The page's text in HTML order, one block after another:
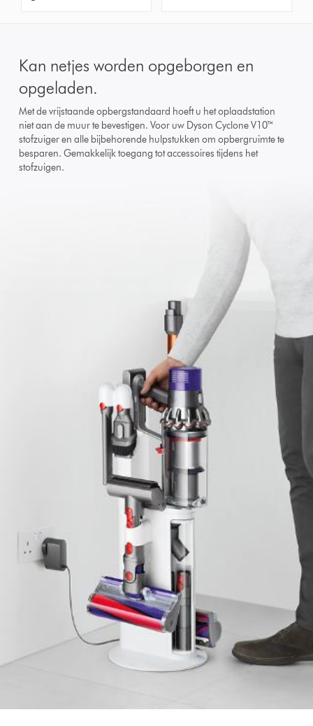
Kan netjes worden opgeborgen en
opgeladen.
Met de vrijstaande opbergstandaard hoeft u het oplaadstation
niet aan de muur te bevestigen. Voor uw Dyson Cyclone V10™
stofzuiger en alle bijbehorende hulpstukken om opbergruimte te
besparen. Gemakkelijk toegang tot accessoires tijdens het
stofzuigen.